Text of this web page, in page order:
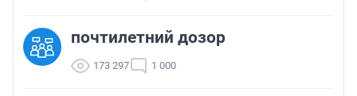
почтилетний дозор
173 297 1 000